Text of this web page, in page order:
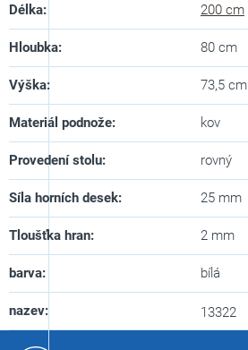
Délka: 200 cm
Hloubka: 80 cm
Výška: 73,5 cm
Materiál podnože: kov
Provedení stolu: rovný
Síla horních desek: 25 mm
Tloušťka hran: 2 mm
barva: bílá
nazev: 13322